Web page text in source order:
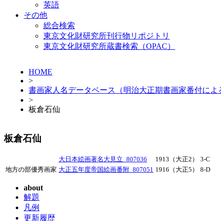
英語
その他
総合検索
東京文化財研究所刊行物リポジトリ
東京文化財研究所蔵書検索（OPAC）
HOME
>
書画家人名データベース（明治大正期書画家番付によ
>
板倉石仙
板倉石仙
大日本絵画著名大見立_807036 1913（大正2）
3-C
地方の部優秀画家 大正五年度帝国絵画番附_807051 1916（大正5） 8-D
about
解題
凡例
更新履歴